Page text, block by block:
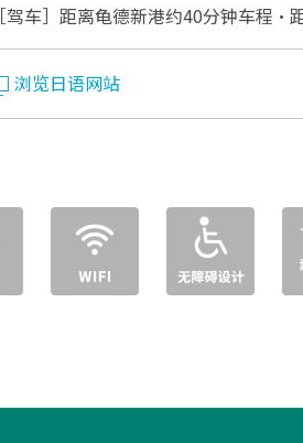
［驾车］距离龟德新港约40分钟车程
浏览日语网站